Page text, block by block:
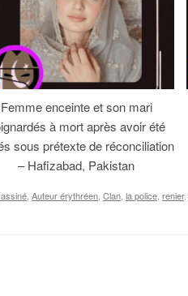
Femme enceinte et son mari
à mort après avoir été
sous prétexte de réconciliation
– Hafizabad, Pakistan
Auteur érythréen Clan la police renier,